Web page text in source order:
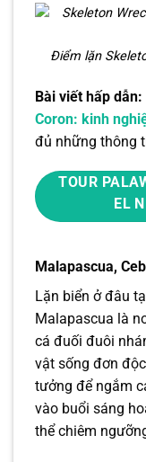
Điểm lặn
Bài viết hấp dẫn:
Coron: kinh
đủ những thông
TOUR
EL
Malapascua,
Lặn biển ở đâu
Malapascua là
cá đuối đuôi
vật sống đơn
tưởng để ngắm
vào buổi sáng
thể chiêm